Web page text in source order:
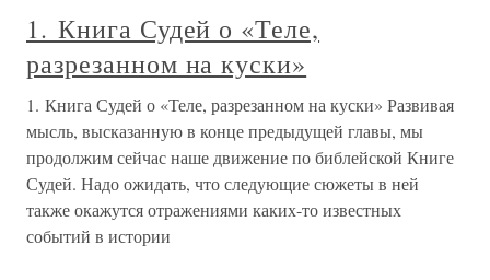
1. Книга Судей о «Теле,
разрезанном на куски»
1. Книга Судей о «Теле, разрезанном на куски» Развивая
мысль, высказанную в конце предыдущей главы, мы
продолжим сейчас наше движение по библейской Книге
Судей. Надо ожидать, что следующие сюжеты в ней
также окажутся отражениями каких-то известных
событий в истории